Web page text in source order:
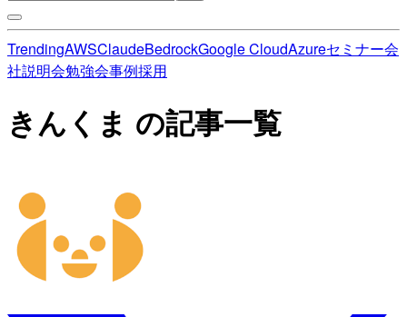
TrendingAWSClaudeBedrockGoogle CloudAzureセミナー会
社説明会勉強会事例採用
きんくま の記事一覧